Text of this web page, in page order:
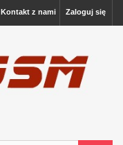
Zaloguj się
Kontakt z nami